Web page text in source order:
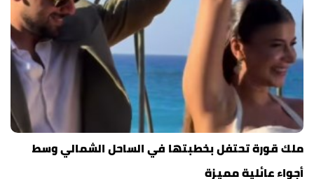
ملك قورة تحتفل بخطبتها في الساحل الشمالي وسط
أجواء عائلية مميزة